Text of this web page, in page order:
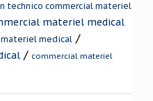
technico commercial materiel
materiel medical
medical /
/ commercial materiel